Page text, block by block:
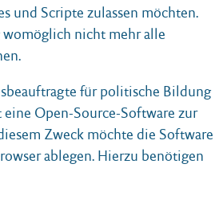
und Scripte zulassen möchten.
womöglich nicht mehr alle
für politische Bildung
Open-Source-Software zur
Zweck möchte die Software
ablegen. Hierzu benötigen